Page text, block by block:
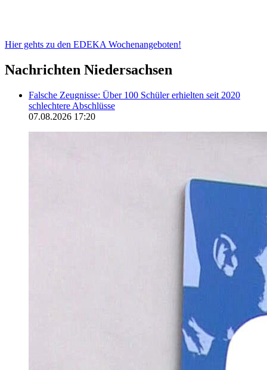
Hier gehts zu den EDEKA Wochenangeboten!
Nachrichten Niedersachsen
Falsche Zeugnisse: Über 100 Schüler erhielten seit 2020
schlechtere Abschlüsse
07.08.2026 17:20